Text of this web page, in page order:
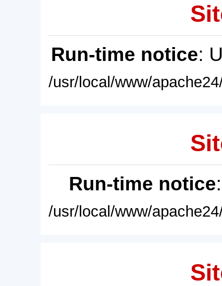
Run-time notice:
/usr/local/www/
Run-time notice
/usr/local/www/